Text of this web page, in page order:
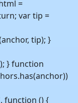
=
var tip =
tip); }
} function
function () {